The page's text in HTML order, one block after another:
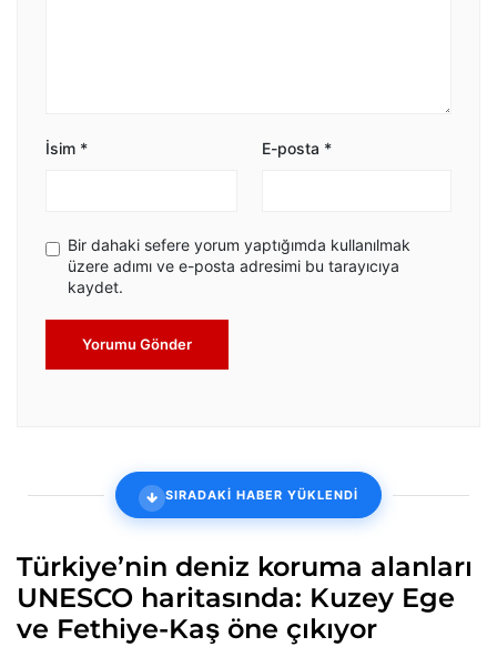
İsim * E-posta *
Bir dahaki sefere yorum yaptığımda kullanılmak
üzere adımı ve e-posta adresimi bu tarayıcıya
kaydet.
Yorumu Gönder
SIRADAKİ HABER YÜKLENDİ
Türkiye’nin deniz koruma alanları
UNESCO haritasında: Kuzey Ege
ve Fethiye-Kaş öne çıkıyor